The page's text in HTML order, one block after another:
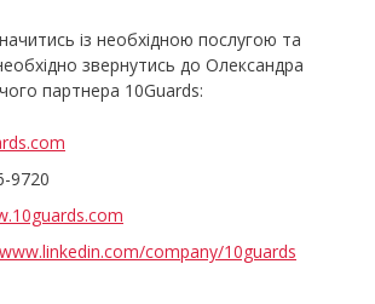
із необхідною послугою та
звернутись до Олександра
партнера 10Guards:
9720
company/10guards